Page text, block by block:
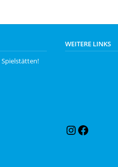
Spielstätten!
WEITERE LINKS
Instagram